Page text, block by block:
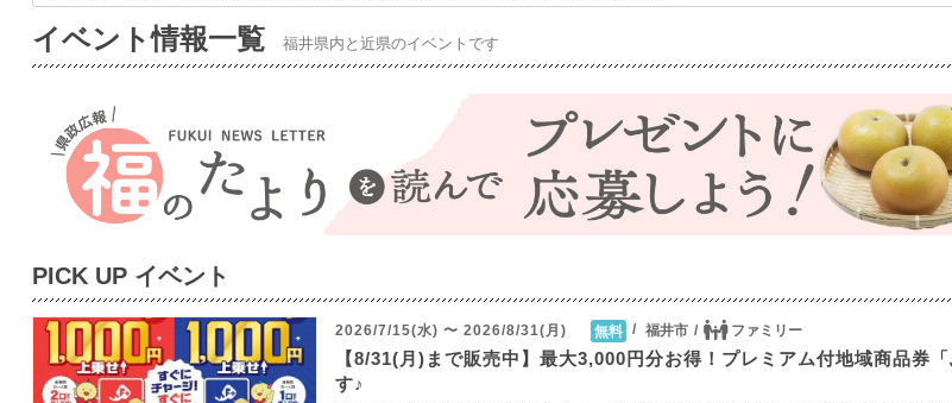
イベント情報一覧 福井県内と近県のイベントです
PICK UP イベント
2026/7/15(水) 〜 2026/8/31(月) 無料 福井市 ファミリー
【8/31(月)まで販売中】最大3,000円分お得！プレミアム付地域商品券
す♪